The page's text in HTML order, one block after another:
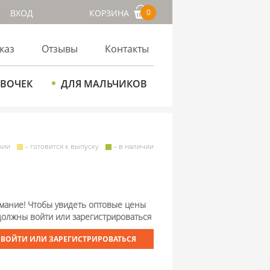
ВХОД КОРЗИНА 0
Отзывы Контакты
ДЛЯ МАЛЬЧИКОВ
– готовится к выпуску – в наличии
Чтобы увидеть оптовые цены
войти или зарегистрироваться
ВОЙТИ ИЛИ ЗАРЕГИСТРИРОВАТЬСЯ